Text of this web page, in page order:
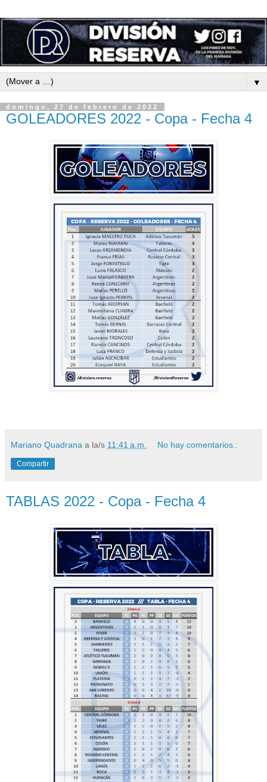
▼
domingo, 27 de febrero de 2022
GOLEADORES 2022 - Copa - Fecha 4
Mariano Quadrana a la/s 11:41 a.m. No hay comentarios.:
Compartir
TABLAS 2022 - Copa - Fecha 4